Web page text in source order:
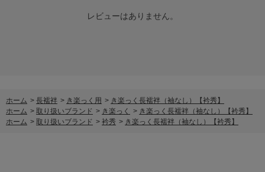
レビューはありません。
ホーム > 長襦袢 > き楽っく用 > き楽っく長襦袢（袖なし）【衿秀】
ホーム > 取り扱いブランド > き楽っく > き楽っく長襦袢（袖なし）【衿秀】
ホーム > 取り扱いブランド > 衿秀 > き楽っく長襦袢（袖なし）【衿秀】